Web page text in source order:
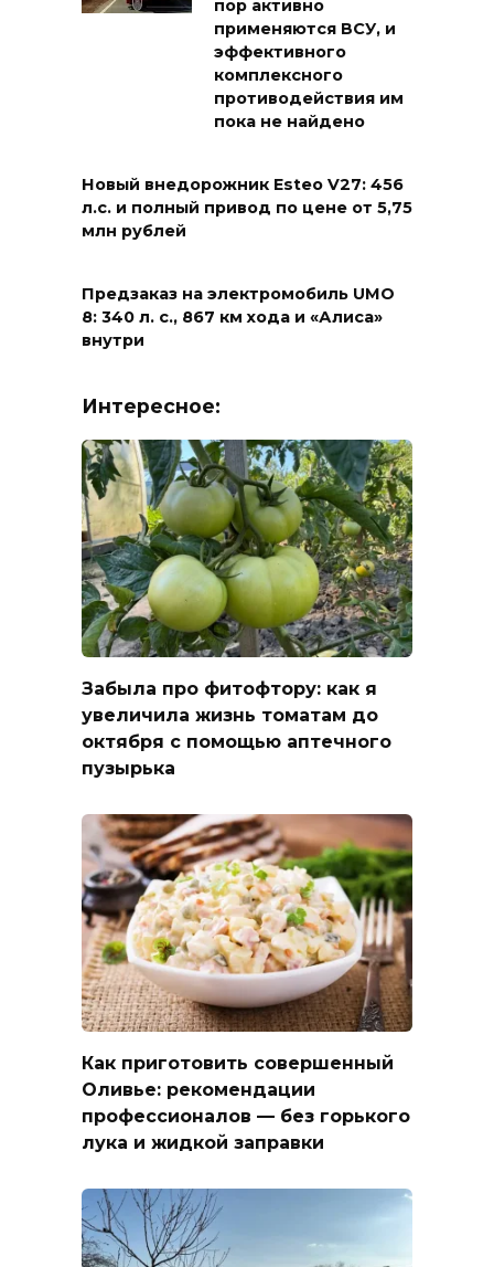
пор активно
применяются ВСУ, и
эффективного
комплексного
противодействия им
пока не найдено
Новый внедорожник Esteo V27: 456
л.с. и полный привод по цене от 5,75
млн рублей
Предзаказ на электромобиль UMO
8: 340 л. с., 867 км хода и «Алиса»
внутри
Интересное:
Забыла про фитофтору: как я
увеличила жизнь томатам до
октября с помощью аптечного
пузырька
Как приготовить совершенный
Оливье: рекомендации
профессионалов — без горького
лука и жидкой заправки